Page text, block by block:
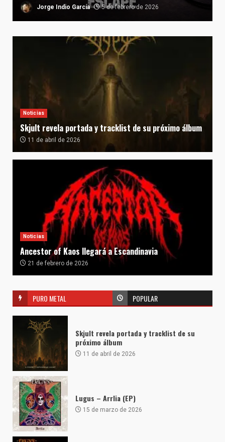
Jorge Indio García 5 de febrero de 2026
PURO METAL POPULAR
Skjult revela portada y tracklist de su
próximo álbum
11 de abril de 2026
Lugus – Arrlia (EP)
15 de marzo de 2026
Noticias
Skjult revela portada y tracklist de su próximo álbum
11 de abril de 2026
Noticias
Ancestor of Kaos llegará a Escandinavia
21 de febrero de 2026